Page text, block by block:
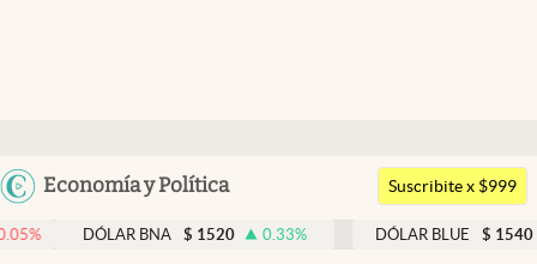
Argentina
Economía y Política
Members
Economía y Política
Suscribite x $999
DÓLAR BNA $ 1520 0.33% DÓLAR BLUE $ 1540 -0.32%